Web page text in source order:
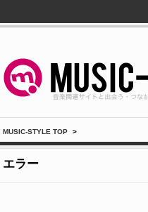
MUSIC-STYLE TOP >
エラー